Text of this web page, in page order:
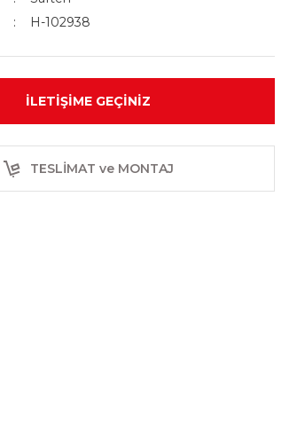
H-102938
İLETIŞIME GEÇINIZ
TESLİMAT ve MONTAJ